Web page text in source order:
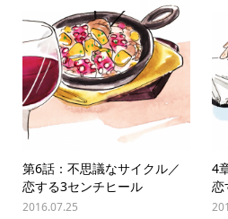
第6話：不思議なサイクル／
恋する3センチヒール
2016.07.25
4
恋